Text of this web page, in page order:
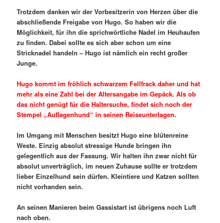
Trotzdem danken wir der Vorbesitzerin von Herzen über die
abschließende Freigabe von Hugo. So haben wir die
Möglichkeit, für ihn die sprichwörtliche Nadel im Heuhaufen
zu finden. Dabei sollte es sich aber schon um eine
Stricknadel handeln – Hugo ist nämlich ein recht großer
Junge.
Hugo kommt im fröhlich schwarzem Fellfrack daher und hat
mehr als eine Zahl bei der Altersangabe im Gepäck. Als ob
das nicht genügt für die Haltersuche, findet sich noch der
Stempel „Auflagenhund“ in seinen Reiseunterlagen.
Im Umgang mit Menschen besitzt Hugo eine blütenreine
Weste. Einzig absolut stressige Hunde bringen ihn
gelegentlich aus der Fassung. Wir halten ihn zwar nicht für
absolut unverträglich, im neuen Zuhause sollte er trotzdem
lieber Einzelhund sein dürfen. Kleintiere und Katzen sollten
nicht vorhanden sein.
An seinen Manieren beim Gassistart ist übrigens noch Luft
nach oben.